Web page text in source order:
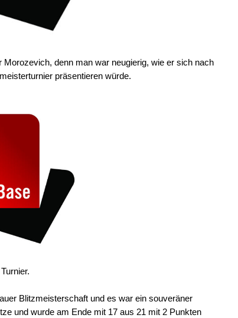
denn man war neugierig, wie er sich nach
präsentieren würde.
Blitzmeisterschaft und es war ein souveräner
und wurde am Ende mit 17 aus 21 mit 2 Punkten